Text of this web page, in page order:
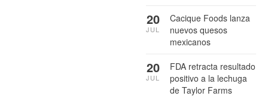
Cacique Foods lanza
nuevos quesos
mexicanos
20
JUL
FDA retracta resultado
positivo a la lechuga
de Taylor Farms
20
JUL